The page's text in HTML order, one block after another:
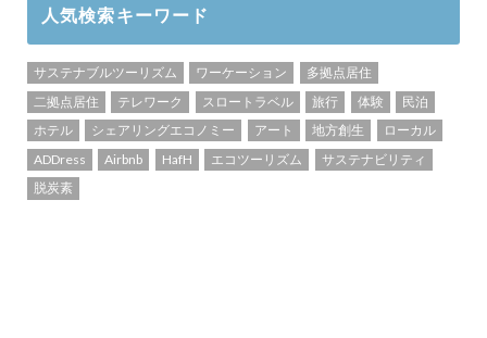
人気検索キーワード
サステナブルツーリズム ワーケーション
多拠点居住
二拠点居住
テレワーク スロートラベル 旅行 体験
民泊
ホテル
シェアリングエコノミー アート 地方創生
ローカル
ADDress
Airbnb HafH エコツーリズム
サステナビリティ
脱炭素